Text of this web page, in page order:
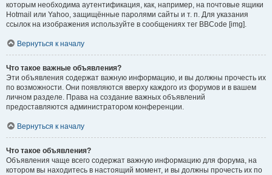
которым необходима аутентификация, как, например, на почтовые ящики
Hotmail или Yahoo, защищённые паролями сайты и т. п. Для указания
ссылок на изображения используйте в сообщениях тег BBCode [img].
Вернуться к началу
Что такое важные объявления?
Эти объявления содержат важную информацию, и вы должны прочесть их
по возможности. Они появляются вверху каждого из форумов и в вашем
личном разделе. Права на создание важных объявлений
предоставляются администратором конференции.
Вернуться к началу
Что такое объявления?
Объявления чаще всего содержат важную информацию для форума, на
котором вы находитесь в настоящий момент, и вы должны прочесть их по